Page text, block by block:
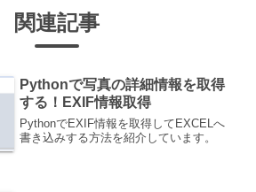
関連記事
Pythonで写真の詳細情報を取得
する！EXIF情報取得
PythonでEXIF情報を取得してEXCELへ
書き込みする方法を紹介しています。